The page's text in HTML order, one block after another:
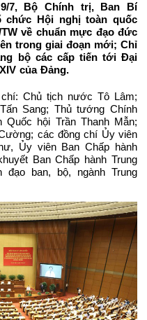
7, Bộ Chính trị, Ban Bí
chức Hội nghị toàn quốc
về chuẩn mực đạo đức
trong giai đoạn mới; Chỉ
bộ các cấp tiến tới Đại
của Đảng.
Chủ tịch nước Tô Lâm;
Sang; Thủ tướng Chính
Quốc hội Trần Thanh Mẫn;
các đồng chí Ủy viên
Ủy viên Ban Chấp hành
Ban Chấp hành Trung
ban, bộ, ngành Trung